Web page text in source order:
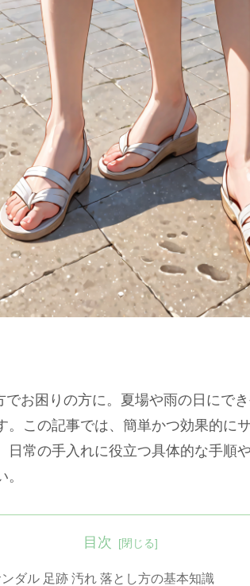
お困りの方に。夏場や雨の日にで
。この記事では、簡単かつ効果的に
日常の手入れに役立つ具体的な手順
目次
ダル 足跡 汚れ 落とし方の基本知識